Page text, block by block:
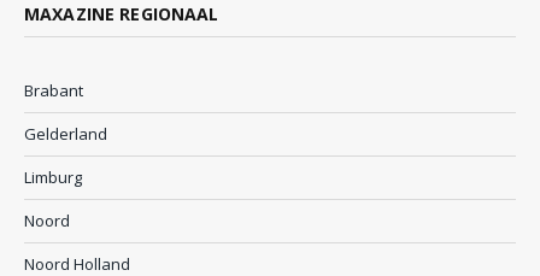
MAXAZINE REGIONAAL
Brabant
Gelderland
Limburg
Noord
Noord Holland